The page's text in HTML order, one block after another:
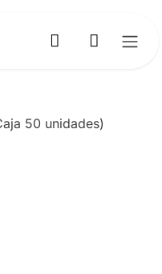
50 unidades)